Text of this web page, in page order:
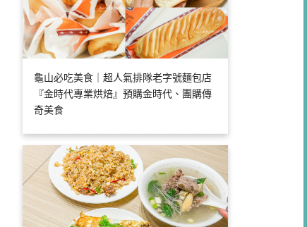
龜山必吃美食｜超人氣排隊老字號麵包店
『金時代專業烘焙』預購金時代、團購傳
奇美食